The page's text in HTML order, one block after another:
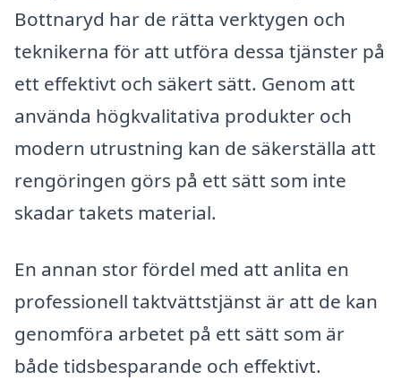
Bottnaryd har de rätta verktygen och
teknikerna för att utföra dessa tjänster på
ett effektivt och säkert sätt. Genom att
använda högkvalitativa produkter och
modern utrustning kan de säkerställa att
rengöringen görs på ett sätt som inte
skadar takets material.
En annan stor fördel med att anlita en
professionell taktvättstjänst är att de kan
genomföra arbetet på ett sätt som är
både tidsbesparande och effektivt.